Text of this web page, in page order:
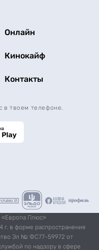
Онлайн
Кинокайф
Контакты
твоем телефоне.
«Европа Плюс»
г. в форме распространения
Эл № ФС77-59972 от
по надзору в сфере